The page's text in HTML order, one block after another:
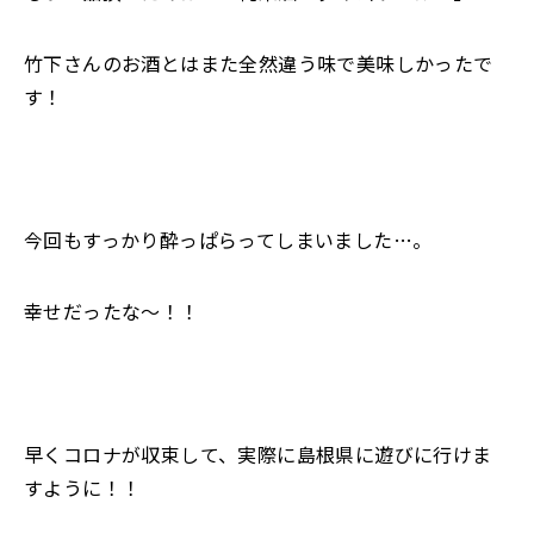
竹下さんのお酒とはまた全然違う味で美味しかったで
す！
今回もすっかり酔っぱらってしまいました…。
幸せだったな～！！
早くコロナが収束して、実際に島根県に遊びに行けま
すように！！